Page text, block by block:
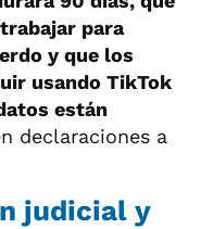
para
y que los
usando TikTok
están
declaraciones a
judicial y